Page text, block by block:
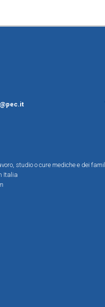
studio o cure mediche e dei
Italia